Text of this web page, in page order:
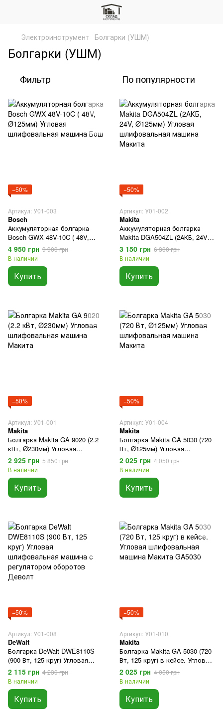
Электроинструмент Болгарки (УШМ)
Болгарки (УШМ)
Фильтр По популярности
−50%
Артикул: У01-003
Bosch
Аккумуляторная болгарка
Bosch GWX 48V-10C ( 48V,
Ø125мм) Угловая
шлифовальная машина Бош
4 950 грн 9 900 грн
В наличии
Купить
−50%
Артикул: У01-002
Makita
Аккумуляторная болгарка
Makita DGA504ZL (2АКБ, 24V,
Ø125мм) Угловая
шлифовальная машина
Макита
3 150 грн 6 300 грн
В наличии
Купить
−50%
Артикул: У01-001
Makita
Болгарка Makita GA 9020 (2.2
кВт, Ø230мм) Угловая
шлифовальная машина
Макита
2 925 грн 5 850 грн
В наличии
Купить
−50%
Артикул: У01-004
Makita
Болгарка Makita GA 5030 (720
Вт, Ø125мм) Угловая
шлифовальная машина
Макита
2 025 грн 4 050 грн
В наличии
Купить
−50%
Артикул: У01-008
DeWalt
Болгарка DeWalt DWE8110S
(900 Вт, 125 круг) Угловая
шлифовальная машина с
регулятором оборотов
Деволт
2 115 грн 4 230 грн
В наличии
Купить
−50%
Артикул: У01-010
Makita
Болгарка Makita GA 5030 (720
Вт, 125 круг) в кейсе. Угловая
шлифовальная машина
Макита GA5030
2 025 грн 4 050 грн
В наличии
Купить